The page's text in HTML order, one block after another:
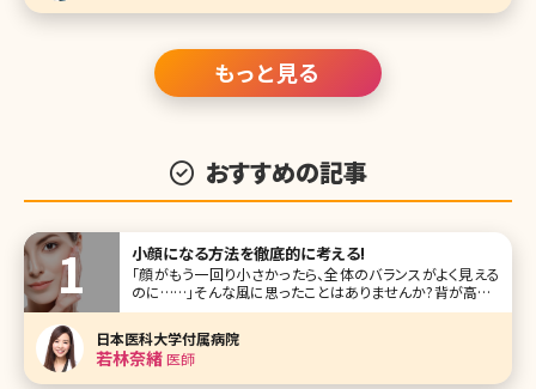
もっと見る
おすすめの記事
小顔になる方法を徹底的に考える!
「顔がもう一回り小さかったら、全体のバランスがよく見える
のに……」そんな風に思ったことはありませんか?背が高くて
も低くても、小顔で頭身が多くみえればバランスの取れた体
型に見えて「スタイルのいい人」という印象を与えることがで
きます。ここでは女性の誰もが憧れるきゅっと引き締まった小
顔になるための方法に
日本医科大学付属病院
若林奈緒医師